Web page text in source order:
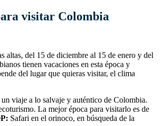
visitar Colombia
altas, del 15 de diciembre al 15 de enero y del
tienen vacaciones en esta época y
del lugar que quieras visitar, el clima
viaje a lo salvaje y auténtico de Colombia.
La mejor época para visitarlo es de
Safari en el orinoco, en búsqueda de la